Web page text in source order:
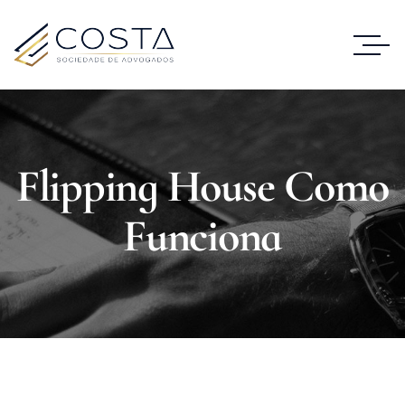
Flipping House Como
Funciona